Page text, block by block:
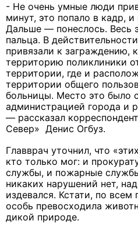
- Не очень умные люди
минут, это попало в кадр,
Дальше — понеслось. Весь
пальца. В
привязали к заграждению,
территорию поликлиники
территории, где и
территории общего
больницы. Место это было
администрацией города и
— рассказал
Север» Денис Огбуз.
Главврач уточнил, что
кто только мог: и
службы, и пожарные
никаких нарушений нет,
издевался. Кстати, по
особь превосходила
дикой природе.